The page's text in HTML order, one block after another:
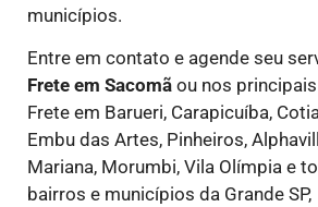
municípios.
Entre em contato e agende seu
Frete em Sacomã ou nos
Frete em Barueri, Carapicuíba,
Embu das Artes, Pinheiros,
Mariana, Morumbi, Vila Olímpia e
bairros e municípios da Grande